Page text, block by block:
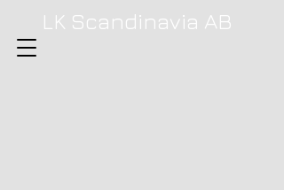
LK Scandinavia AB